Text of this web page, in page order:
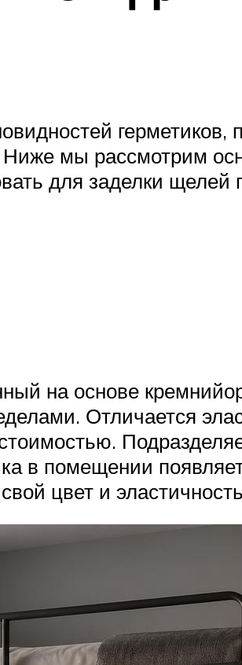
мы рассмотрим
для заделки щелей
на основе
Отличается
в помещении
цвет и